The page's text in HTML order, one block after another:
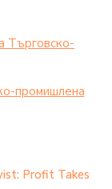
Търговско-
промишлена
Profit Takes